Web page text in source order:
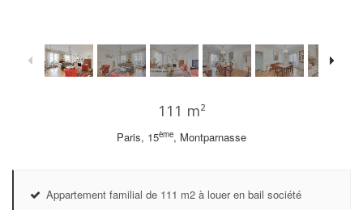
111 m²
Paris, 15ème, Montparnasse
Appartement familial de 111 m2 à louer en bail société